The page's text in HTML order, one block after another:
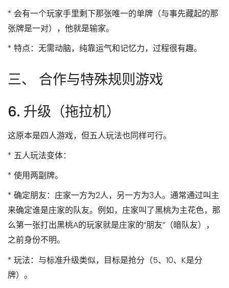
* 会有一个玩家手里剩下那张唯一的单牌（与事先藏起的那
张牌是一对），他就是输家。
* 特点：无需动脑，纯靠运气和记忆力，过程很有趣。
三、 合作与特殊规则游戏
6. 升级（拖拉机）
这原本是四人游戏，但五人玩法也同样可行。
* 五人玩法变体：
* 使用两副牌。
* 确定朋友：庄家一方为2人，另一方为3人。通常通过叫主
来确定谁是庄家的队友。例如，庄家叫了黑桃为主花色，那
么第一张打出黑桃A的玩家就是庄家的“朋友”（暗队友），
之前身份不明。
* 玩法：与标准升级类似，目标是抢分（5、10、K是分
牌）。